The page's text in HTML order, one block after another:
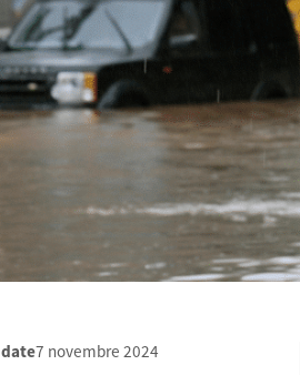
date7 novembre 2024